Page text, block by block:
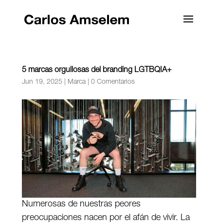
5 marcas orgullosas del branding LGTBQIA+
Jun 19, 2025 Marca| 0 Comentarios
Numerosas de nuestras peores
preocupaciones nacen por el afán de vivir. La